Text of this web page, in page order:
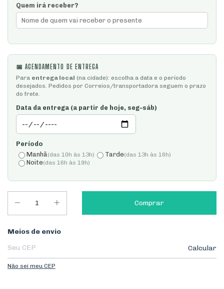
Quem irá receber?
📅 AGENDAMENTO DE ENTREGA
Para entrega local (na cidade): escolha a data e o período
desejados. Pedidos por Correios/transportadora seguem o prazo
do frete.
Data da entrega (a partir de hoje, seg–sáb)
Período
Manhã(das 10h às 13h) Tarde(das 13h às 16h)
Noite(das 16h às 19h)
Entregas para o CEP:
Meios de envio
Calcular
Não sei meu CEP